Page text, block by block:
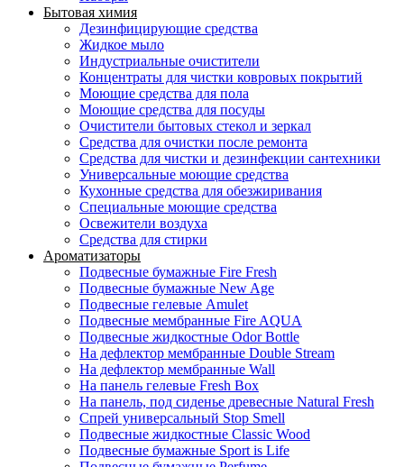
Бытовая химия
Дезинфицирующие средства
Жидкое мыло
Индустриальные очистители
Концентраты для чистки ковровых покрытий
Моющие средства для пола
Моющие средства для посуды
Очистители бытовых стекол и зеркал
Средства для очистки после ремонта
Средства для чистки и дезинфекции сантехники
Универсальные моющие средства
Кухонные средства для обезжиривания
Специальные моющие средства
Освежители воздуха
Средства для стирки
Ароматизаторы
Подвесные бумажные Fire Fresh
Подвесные бумажные New Age
Подвесные гелевые Amulet
Подвесные мембранные Fire AQUA
Подвесные жидкостные Odor Bottle
На дефлектор мембранные Double Stream
На дефлектор мембранные Wall
На панель гелевые Fresh Box
На панель, под сиденье древесные Natural Fresh
Спрей универсальный Stop Smell
Подвесные жидкостные Classic Wood
Подвесные бумажные Sport is Life